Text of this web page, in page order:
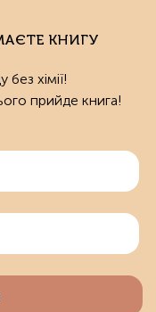
КНИГУ
без хімії!
прийде книга!